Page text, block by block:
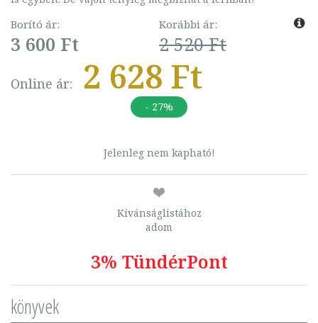
Borító ár:
3 600 Ft
Korábbi ár:
2 520 Ft
Online ár: 2 628 Ft
- 27%
Jelenleg nem kapható!
Kívánságlistához
adom
3% TündérPont
könyvek